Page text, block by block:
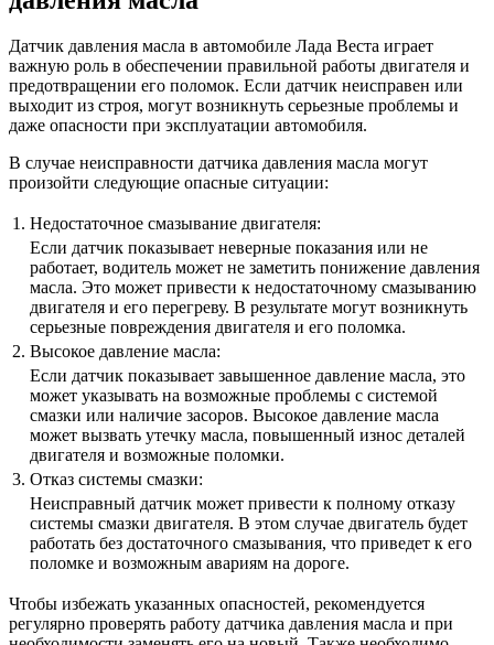
Датчик давления масла в автомобиле Лада Веста играет
важную роль в обеспечении правильной работы двигателя и
предотвращении его поломок. Если датчик неисправен или
выходит из строя, могут возникнуть серьезные проблемы и
даже опасности при эксплуатации автомобиля.
В случае неисправности датчика давления масла могут
произойти следующие опасные ситуации:
1. Недостаточное смазывание двигателя:
Если датчик показывает неверные показания или не
работает, водитель может не заметить понижение давления
масла. Это может привести к недостаточному смазыванию
двигателя и его перегреву. В результате могут возникнуть
серьезные повреждения двигателя и его поломка.
2. Высокое давление масла:
Если датчик показывает завышенное давление масла, это
может указывать на возможные проблемы с системой
смазки или наличие засоров. Высокое давление масла
может вызвать утечку масла, повышенный износ деталей
двигателя и возможные поломки.
3. Отказ системы смазки:
Неисправный датчик может привести к полному отказу
системы смазки двигателя. В этом случае двигатель будет
работать без достаточного смазывания, что приведет к его
поломке и возможным авариям на дороге.
Чтобы избежать указанных опасностей, рекомендуется
регулярно проверять работу датчика давления масла и при